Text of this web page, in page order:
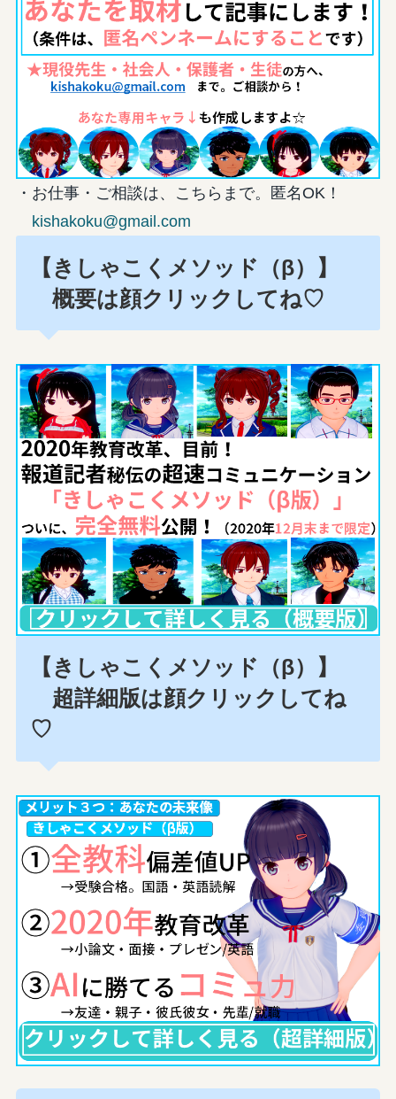
・お仕事・ご相談は、こちらまで。匿名OK！
kishakoku@gmail.com
【きしゃこくメソッド（β）】
概要は顔クリックしてね♡
【きしゃこくメソッド（β）】
超詳細版は顔クリックしてね
♡